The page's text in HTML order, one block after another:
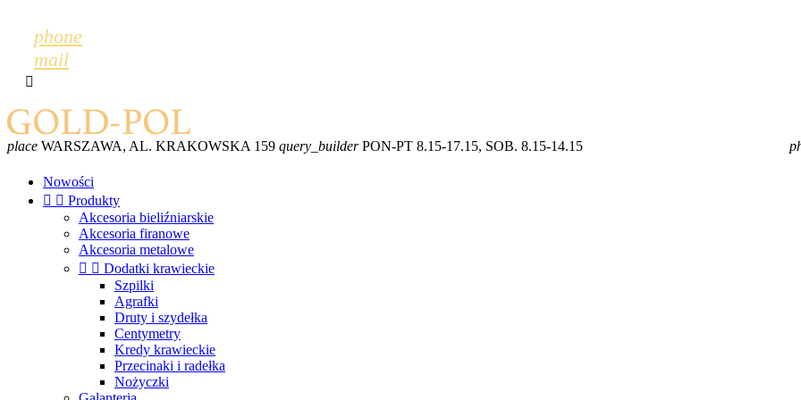
phone
mail

place WARSZAWA, AL. KRAKOWSKA 159 query_builderPON-PT 8.15-17.15, SOB. 8.15-14.15
Nowości
  Produkty
Akcesoria bieliźniarskie
Akcesoria firanowe
Akcesoria metalowe
  Dodatki krawieckie
Szpilki
Agrafki
Druty i szydełka
Centymetry
Kredy krawieckie
Przecinaki i radełka
Nożyczki